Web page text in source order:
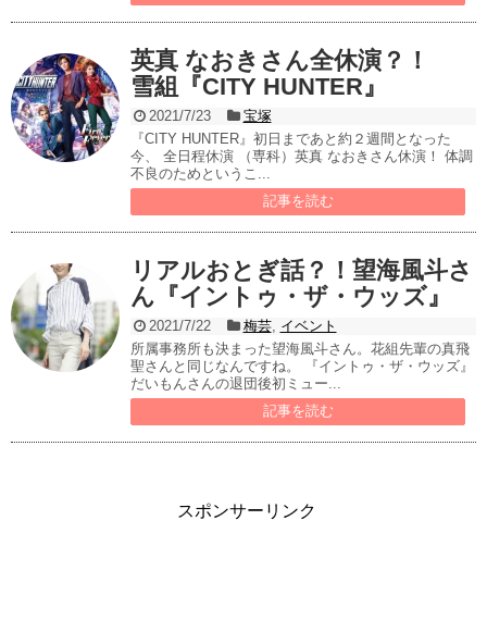
英真 なおきさん全休演？！
雪組『CITY HUNTER』
2021/7/23
宝塚
『CITY HUNTER』初日まであと約２週間となった
今、 全日程休演 （専科）英真 なおきさん休演！ 体調
不良のためというこ...
記事を読む
リアルおとぎ話？！望海風斗さ
ん『イントゥ・ザ・ウッズ』
2021/7/22 梅芸, イベント
所属事務所も決まった望海風斗さん。花組先輩の真飛
聖さんと同じなんですね。 『イントゥ・ザ・ウッズ』
だいもんさんの退団後初ミュー...
記事を読む
スポンサーリンク